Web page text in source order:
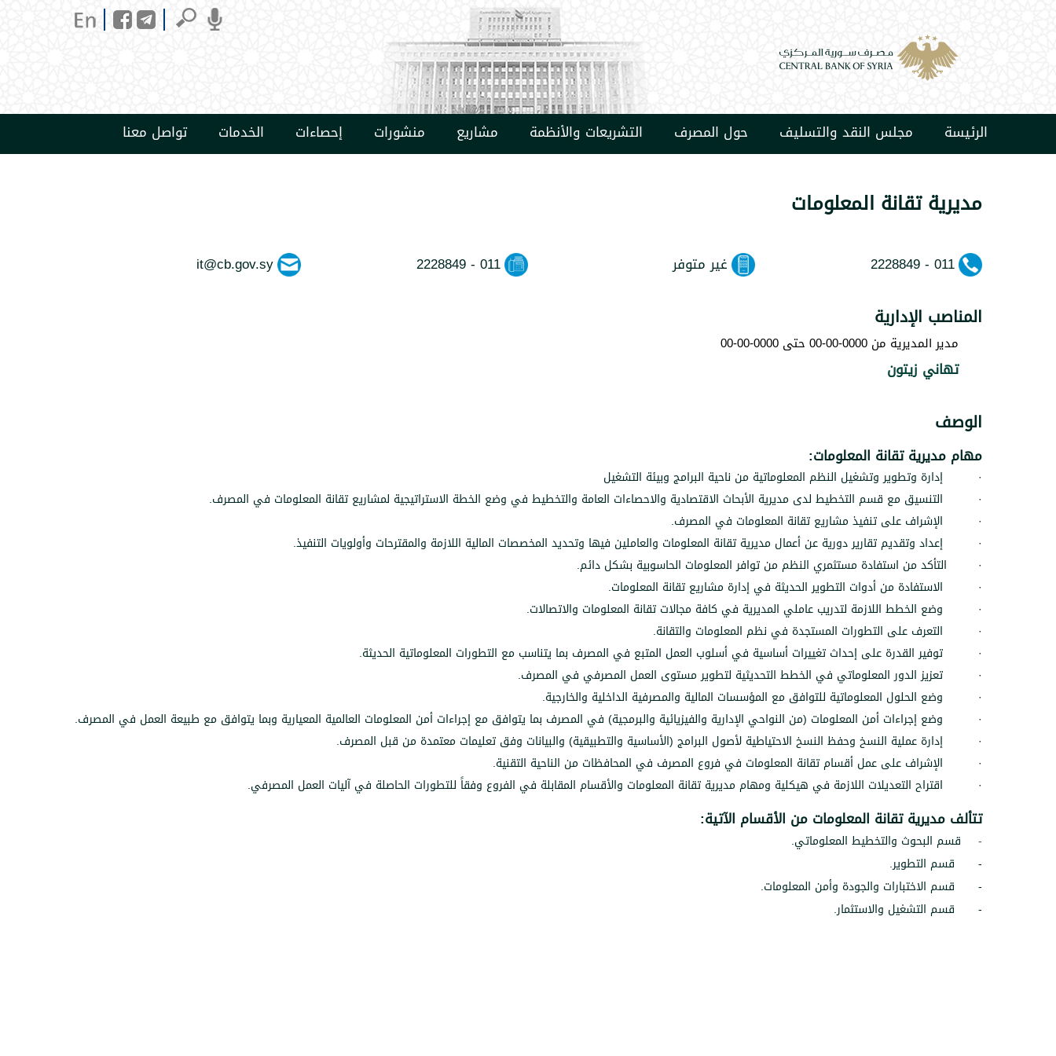
الرئيسة مجلس النقد والتسليف حول المصرف التشريعات والأنظمة مشاريع منشورات إحصاءات الخدمات تواصل معنا
مديرية تقانة المعلومات
2228849 - 011 غير متوفر 2228849 - 011
it@cb.gov.sy
المناصب الإدارية
مدير المديرية من 0000-00-00 حتى 0000-00-00
تهاني زيتون
الوصف
مهام مديرية تقانة المعلومات:
·
إدارة وتطوير وتشغيل النظم المعلوماتية من ناحية البرامج وبيئة التشغيل
·
التنسيق مع قسم التخطيط لدى مديرية الأبحاث الاقتصادية والاحصاءات العامة والتخطيط في وضع الخطة الاستراتيجية لمشاريع تقانة المعلومات في المصرف.
·
الإشراف على تنفيذ مشاريع تقانة المعلومات في المصرف.
·
إعداد وتقديم تقارير دورية عن أعمال مديرية تقانة المعلومات والعاملين فيها وتحديد المخصصات المالية اللازمة والمقترحات وأولويات التنفيذ.
·
التأكد من استفادة مستثمري النظم من توافر المعلومات الحاسوبية بشكل دائم.
·
الاستفادة من أدوات التطوير الحديثة في إدارة مشاريع تقانة المعلومات.
·
وضع الخطط اللازمة لتدريب عاملي المديرية في كافة مجالات تقانة المعلومات والاتصالات.
·
التعرف على التطورات المستجدة في نظم المعلومات والتقانة.
·
توفير القدرة على إحداث تغييرات أساسية في أسلوب العمل المتبع في المصرف بما يتناسب مع التطورات المعلوماتية الحديثة.
·
تعزيز الدور المعلوماتي في الخطط التحديثية لتطوير مستوى العمل المصرفي في المصرف.
·
وضع الحلول المعلوماتية للتوافق مع المؤسسات المالية والمصرفية الداخلية والخارجية.
·
وضع إجراءات أمن المعلومات (من النواحي الإدارية والفيزيائية والبرمجية) في المصرف بما يتوافق مع إجراءات أمن المعلومات العالمية المعيارية وبما يتوافق مع طبيعة العمل في المصرف.
·
إدارة عملية النسخ وحفظ النسخ الاحتياطية لأصول البرامج (الأساسية والتطبيقية) والبيانات وفق تعليمات معتمدة من قبل المصرف.
·
الإشراف على عمل أقسام تقانة المعلومات في فروع المصرف في المحافظات من الناحية التقنية.
·
اقتراح التعديلات اللازمة في هيكلية ومهام مديرية تقانة المعلومات والأقسام المقابلة في الفروع وفقاً للتطورات الحاصلة في آليات العمل المصرفي.
تتألف مديرية تقانة المعلومات من الأقسام الآتية:
- قسم البحوث والتخطيط المعلوماتي.
- قسم التطوير.
- قسم الاختبارات والجودة وأمن المعلومات.
- قسم التشغيل والاستثمار.